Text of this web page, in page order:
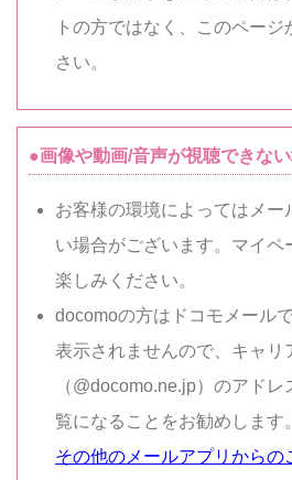
トの方ではなく、このペー
さい。
●画像や動画/音声が視聴できな
お客様の環境によってはメー
い場合がございます。マイペ
楽しみください。
docomoの方はドコモメール
表示されませんので、キャリ
（@docomo.ne.jp）のアド
覧になることをお勧めします。
その他のメールアプリからの